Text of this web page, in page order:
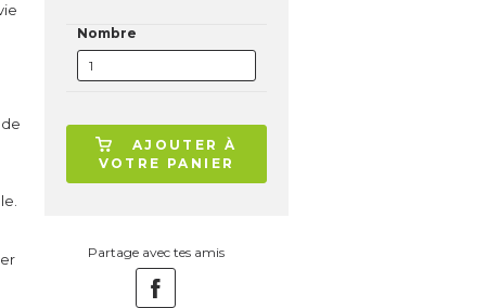
Nombre
AJOUTER À
VOTRE PANIER
Partage avec tes amis